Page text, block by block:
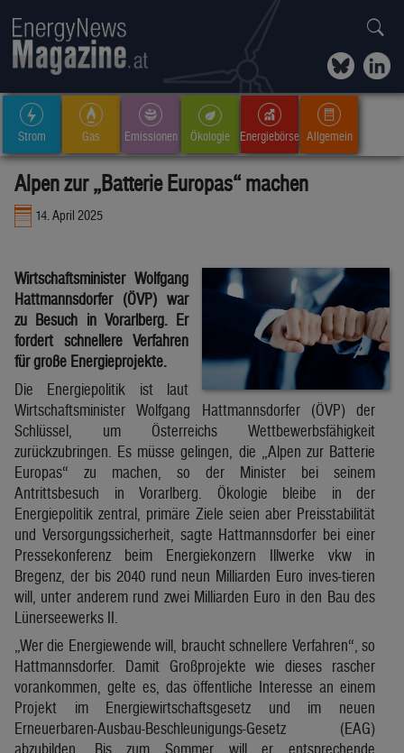
Strom Gas Emissionen Ökologie Energiebörse Allgemein
Alpen zur „Batterie Europas“ machen
14. April 2025
Wirtschaftsminister Wolfgang
Hattmannsdorfer (ÖVP) war
zu Besuch in Vorarlberg. Er
fordert schnellere Verfahren
für große Energieprojekte.
Die Energiepolitik ist laut
Wirtschaftsminister Wolfgang Hattmannsdorfer (ÖVP) der
Schlüssel, um Österreichs Wettbewerbsfähigkeit
zurückzubringen. Es müsse gelingen, die „Alpen zur Batterie
Europas“ zu machen, so der Minister bei seinem
Antrittsbesuch in Vorarlberg. Ökologie bleibe in der
Energiepolitik zentral, primäre Ziele seien aber Preisstabilität
und Versorgungssicherheit, sagte Hattmannsdorfer bei einer
Pressekonferenz beim Energiekonzern Illwerke vkw in
Bregenz, der bis 2040 rund neun Milliarden Euro inves-tieren
will, unter anderem rund zwei Milliarden Euro in den Bau des
Lünerseewerks II.
„Wer die Energiewende will, braucht schnellere Verfahren“, so
Hattmannsdorfer. Damit Großprojekte wie dieses rascher
vorankommen, gelte es, das öffentliche Interesse an einem
Projekt im Energiewirtschaftsgesetz und im neuen
Erneuerbaren-Ausbau-Beschleunigungs-Gesetz (EAG)
abzubilden. Bis zum Sommer will er entsprechende